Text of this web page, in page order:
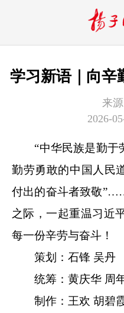
学习新语｜向辛
来源
2026-
“中华民族是勤于
勤劳勇敢的中国人民
付出的奋斗者致敬
之际，一起重温习近
每一份辛劳与奋斗！
策划：石锋 吴丹
统筹：黄庆华 周
制作：王欢 胡碧